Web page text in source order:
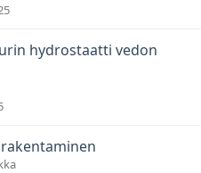
hydrostaatti vedon